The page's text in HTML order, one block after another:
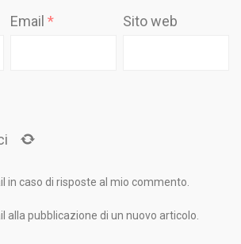
Email* Sito web
in caso di risposte al mio commento.
alla pubblicazione di un nuovo articolo.